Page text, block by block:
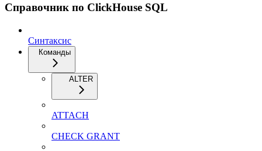
Справочник по ClickHouse SQL
Синтаксис
Команды
ALTER
ATTACH
CHECK GRANT